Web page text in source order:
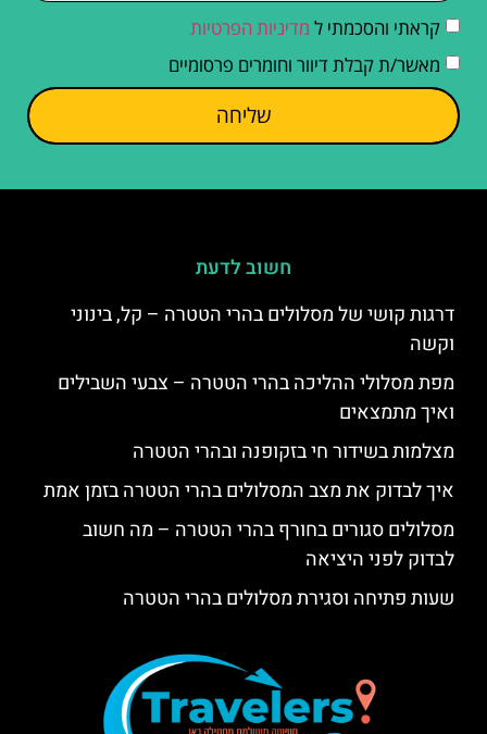
קראתי והסכמתי ל מדיניות הפרטיות
מאשר/ת קבלת דיוור וחומרים פרסומיים
שליחה
חשוב לדעת
דרגות קושי של מסלולים בהרי הטטרה – קל, בינוני
וקשה
מפת מסלולי ההליכה בהרי הטטרה – צבעי השבילים
ואיך מתמצאים
מצלמות בשידור חי בזקופנה ובהרי הטטרה
איך לבדוק את מצב המסלולים בהרי הטטרה בזמן אמת
מסלולים סגורים בחורף בהרי הטטרה – מה חשוב
לבדוק לפני היציאה
שעות פתיחה וסגירת מסלולים בהרי הטטרה